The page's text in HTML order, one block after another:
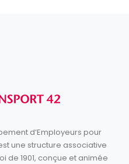
d’Employeurs pour
une structure associative
de 1901, conçue et animée